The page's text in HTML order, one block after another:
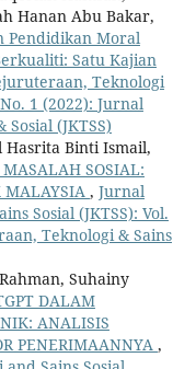
Hanan Abu Bakar,
Pendidikan Moral
Satu Kajian
Teknologi
1 (2022): Jurnal
(JKTSS)
Binti Ismail,
MASALAH SOSIAL:
MALAYSIA , Jurnal
Sosial (JKTSS): Vol.
Teknologi & Sains
Suhainy
DALAM
ANALISIS
PENERIMAANNYA ,